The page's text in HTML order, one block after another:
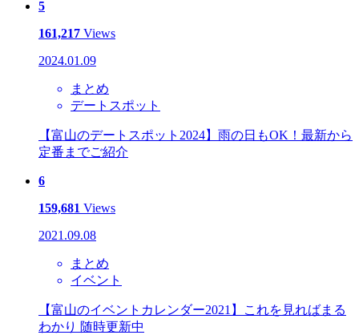
5
161,217 Views
2024.01.09
まとめ
デートスポット
【富山のデートスポット2024】雨の日もOK！最新から
定番までご紹介
6
159,681 Views
2021.09.08
まとめ
イベント
【富山のイベントカレンダー2021】これを見ればまる
わかり 随時更新中